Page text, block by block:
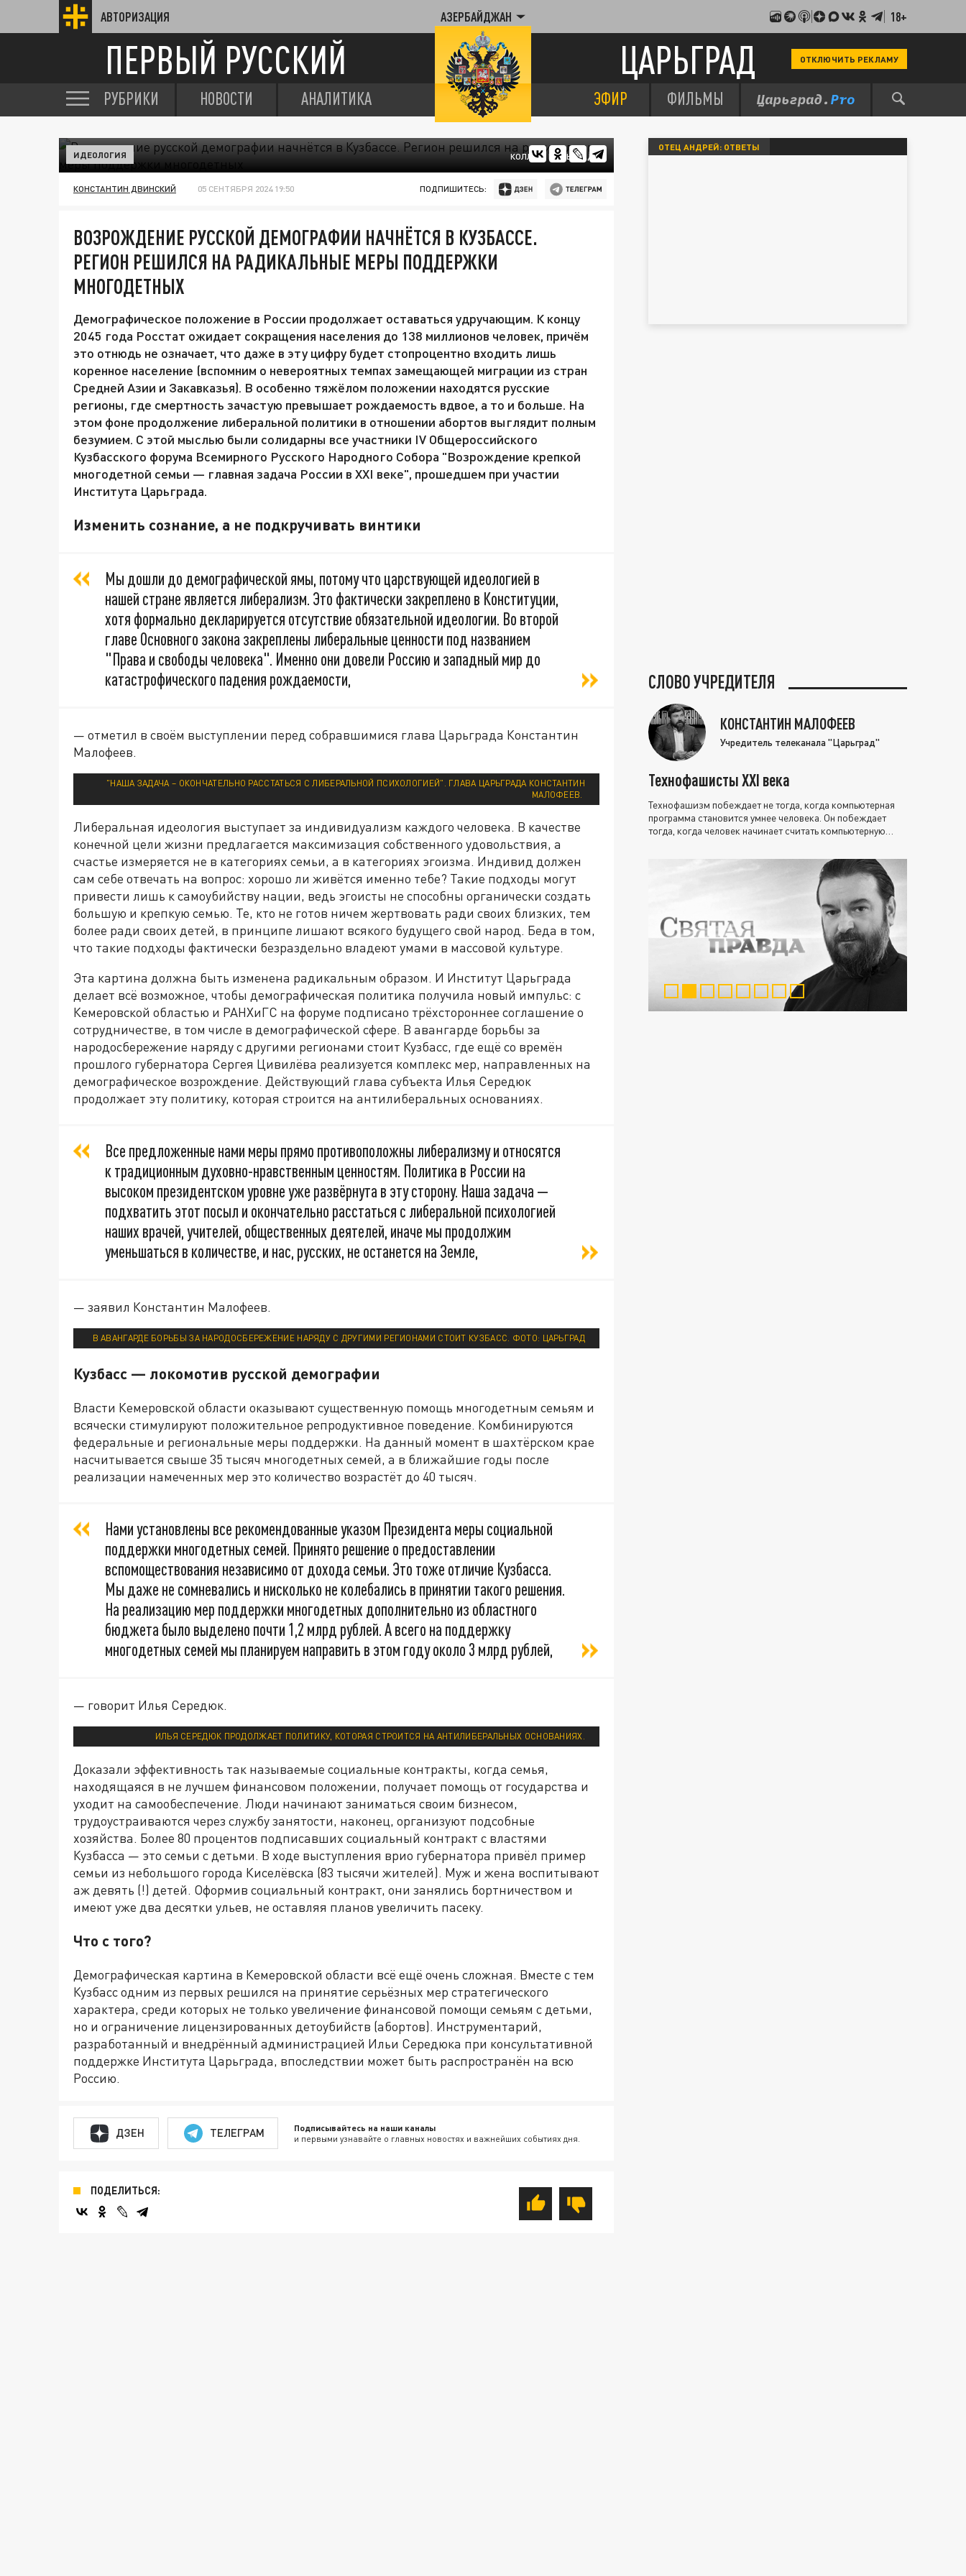
АВТОРИЗАЦИЯ АЗЕРБАЙДЖАН 18+
ПЕРВЫЙ РУССКИЙ ЦАРЬГРАД ОТКЛЮЧИТЬ РЕКЛАМУ
РУБРИКИ НОВОСТИ АНАЛИТИКА ЭФИР ФИЛЬМЫ
КОЛЛАЖ ЦАРЬГРАДА
ИДЕОЛОГИЯ
КОНСТАНТИН ДВИНСКИЙ 05 СЕНТЯБРЯ 2024 19:50 ПОДПИШИТЕСЬ:
ВОЗРОЖДЕНИЕ РУССКОЙ ДЕМОГРАФИИ НАЧНЁТСЯ В КУЗБАССЕ.
РЕГИОН РЕШИЛСЯ НА РАДИКАЛЬНЫЕ МЕРЫ ПОДДЕРЖКИ
МНОГОДЕТНЫХ
Демографическое положение в России продолжает оставаться удручающим. К концу
2045 года Росстат ожидает сокращения населения до 138 миллионов человек, причём
это отнюдь не означает, что даже в эту цифру будет стопроцентно входить лишь
коренное население (вспомним о невероятных темпах замещающей миграции из стран
Средней Азии и Закавказья). В особенно тяжёлом положении находятся русские
регионы, где смертность зачастую превышает рождаемость вдвое, а то и больше. На
этом фоне продолжение либеральной политики в отношении абортов выглядит полным
безумием. С этой мыслью были солидарны все участники IV Общероссийского
Кузбасского форума Всемирного Русского Народного Собора "Возрождение крепкой
многодетной семьи — главная задача России в XXI веке", прошедшем при участии
Института Царьграда.
Изменить сознание, а не подкручивать винтики
Мы дошли до демографической ямы, потому что царствующей идеологией в
нашей стране является либерализм. Это фактически закреплено в Конституции,
хотя формально декларируется отсутствие обязательной идеологии. Во второй
главе Основного закона закреплены либеральные ценности под названием
"Права и свободы человека". Именно они довели Россию и западный мир до
катастрофического падения рождаемости,
— отметил в своём выступлении перед собравшимися глава Царьграда Константин
Малофеев.
"НАША ЗАДАЧА – ОКОНЧАТЕЛЬНО РАССТАТЬСЯ С ЛИБЕРАЛЬНОЙ ПСИХОЛОГИЕЙ". ГЛАВА ЦАРЬГРАДА КОНСТАНТИН
МАЛОФЕЕВ.
Либеральная идеология выступает за индивидуализм каждого человека. В качестве
конечной цели жизни предлагается максимизация собственного удовольствия, а
счастье измеряется не в категориях семьи, а в категориях эгоизма. Индивид должен
сам себе отвечать на вопрос: хорошо ли живётся именно тебе? Такие подходы могут
привести лишь к самоубийству нации, ведь эгоисты не способны органически создать
большую и крепкую семью. Те, кто не готов ничем жертвовать ради своих близких, тем
более ради своих детей, в принципе лишают всякого будущего свой народ. Беда в том,
что такие подходы фактически безраздельно владеют умами в массовой культуре.
Эта картина должна быть изменена радикальным образом. И Институт Царьграда
делает всё возможное, чтобы демографическая политика получила новый импульс: с
Кемеровской областью и РАНХиГС на форуме подписано трёхстороннее соглашение о
сотрудничестве, в том числе в демографической сфере. В авангарде борьбы за
народосбережение наряду с другими регионами стоит Кузбасс, где ещё со времён
прошлого губернатора Сергея Цивилёва реализуется комплекс мер, направленных на
демографическое возрождение. Действующий глава субъекта Илья Середюк
продолжает эту политику, которая строится на антилиберальных основаниях.
Все предложенные нами меры прямо противоположны либерализму и относятся
к традиционным духовно-нравственным ценностям. Политика в России на
высоком президентском уровне уже развёрнута в эту сторону. Наша задача —
подхватить этот посыл и окончательно расстаться с либеральной психологией
наших врачей, учителей, общественных деятелей, иначе мы продолжим
уменьшаться в количестве, и нас, русских, не останется на Земле,
— заявил Константин Малофеев.
В АВАНГАРДЕ БОРЬБЫ ЗА НАРОДОСБЕРЕЖЕНИЕ НАРЯДУ С ДРУГИМИ РЕГИОНАМИ СТОИТ КУЗБАСС. ФОТО: ЦАРЬГРАД
Кузбасс — локомотив русской демографии
Власти Кемеровской области оказывают существенную помощь многодетным семьям и
всячески стимулируют положительное репродуктивное поведение. Комбинируются
федеральные и региональные меры поддержки. На данный момент в шахтёрском крае
насчитывается свыше 35 тысяч многодетных семей, а в ближайшие годы после
реализации намеченных мер это количество возрастёт до 40 тысяч.
Нами установлены все рекомендованные указом Президента меры социальной
поддержки многодетных семей. Принято решение о предоставлении
вспомоществования независимо от дохода семьи. Это тоже отличие Кузбасса.
Мы даже не сомневались и нисколько не колебались в принятии такого решения.
На реализацию мер поддержки многодетных дополнительно из областного
бюджета было выделено почти 1,2 млрд рублей. А всего на поддержку
многодетных семей мы планируем направить в этом году около 3 млрд рублей,
— говорит Илья Середюк.
ИЛЬЯ СЕРЕДЮК ПРОДОЛЖАЕТ ПОЛИТИКУ, КОТОРАЯ СТРОИТСЯ НА АНТИЛИБЕРАЛЬНЫХ ОСНОВАНИЯХ.
Доказали эффективность так называемые социальные контракты, когда семья,
находящаяся в не лучшем финансовом положении, получает помощь от государства и
уходит на самообеспечение. Люди начинают заниматься своим бизнесом,
трудоустраиваются через службу занятости, наконец, организуют подсобные
хозяйства. Более 80 процентов подписавших социальный контракт с властями
Кузбасса — это семьи с детьми. В ходе выступления врио губернатора привёл пример
семьи из небольшого города Киселёвска (83 тысячи жителей). Муж и жена воспитывают
аж девять (!) детей. Оформив социальный контракт, они занялись бортничеством и
имеют уже два десятки ульев, не оставляя планов увеличить пасеку.
Что с того?
Демографическая картина в Кемеровской области всё ещё очень сложная. Вместе с тем
Кузбасс одним из первых решился на принятие серьёзных мер стратегического
характера, среди которых не только увеличение финансовой помощи семьям с детьми,
но и ограничение лицензированных детоубийств (абортов). Инструментарий,
разработанный и внедрённый администрацией Ильи Середюка при консультативной
поддержке Института Царьграда, впоследствии может быть распространён на всю
Россию.
ДЗЕН ТЕЛЕГРАМ Подписывайтесь на наши каналы
и первыми узнавайте о главных новостях и важнейших событиях дня.
ПОДЕЛИТЬСЯ:
ОТЕЦ АНДРЕЙ: ОТВЕТЫ
СЛОВО УЧРЕДИТЕЛЯ
КОНСТАНТИН МАЛОФЕЕВ
Учредитель телеканала "Царьград"
Технофашисты XXI века
Технофашизм побеждает не тогда, когда компьютерная
программа становится умнее человека. Он побеждает
тогда, когда человек начинает считать компьютерную